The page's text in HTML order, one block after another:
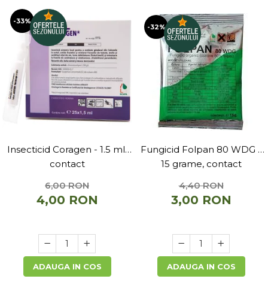
Chinga ancorare
Depozitare si organizare
Freza de zapada
Echipamente de curatenie
-33%
Insecticid Coragen - 1.5 ml,
contact
6,00 RON
4,00 RON
ADAUGA IN COS
-32%
Fungicid Folpan 80 WDG -
15 grame, contact
4,40 RON
3,00 RON
ADAUGA IN COS